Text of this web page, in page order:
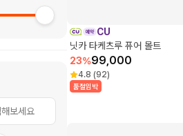
CU
닛카 타케츠루 퓨어 몰트
23%99,000
4.8 (92)
품절임박